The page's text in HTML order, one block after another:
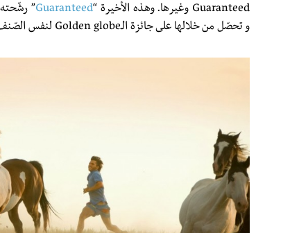
Guaranteed وغيرها. وهذه الأخيرة “
Guaranteed” رشّحته
و تحصّل من خلالها على جائزة الـGolden globe لنفس الصّنف.